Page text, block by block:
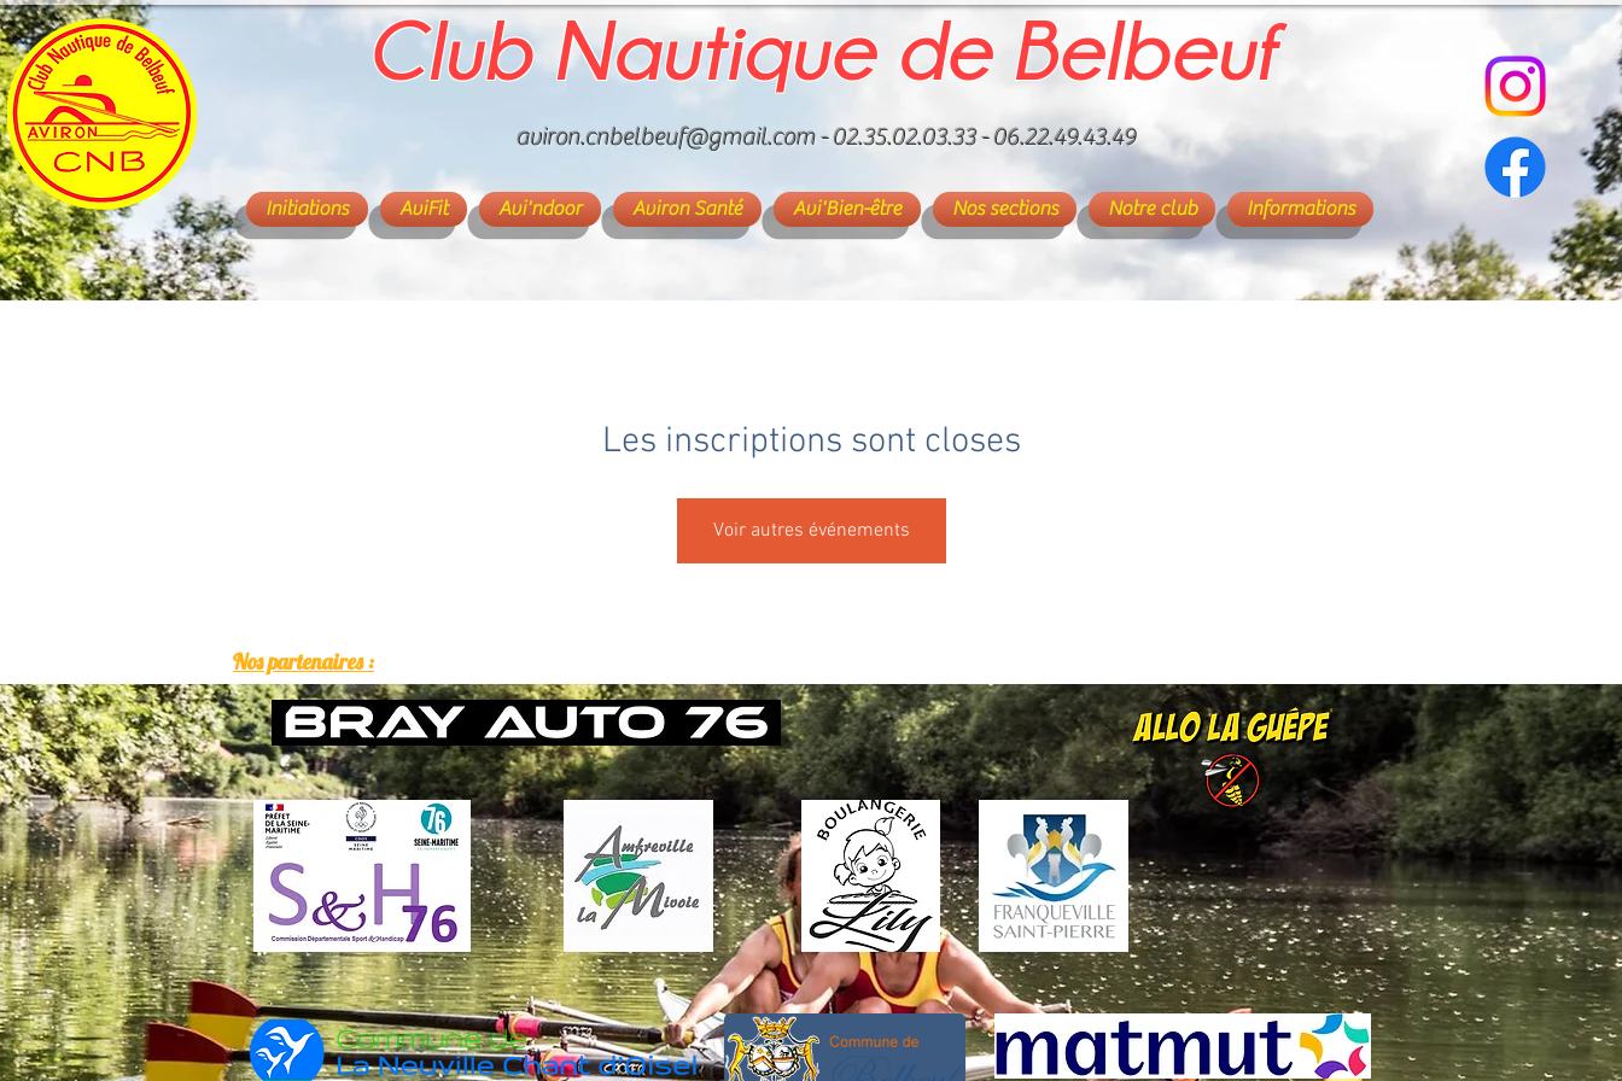
Club Nautique de Belbeuf
aviron.cnbelbeuf@gmail.com- 02.35.02.03.33 - 06.22.49.43.49
Initiations AviFit Avi'ndoor Aviron Santé Avi'Bien-être Nos sections Notre club Informations
Les inscriptions sont closes
Voir autres événements
Nos partenaires :